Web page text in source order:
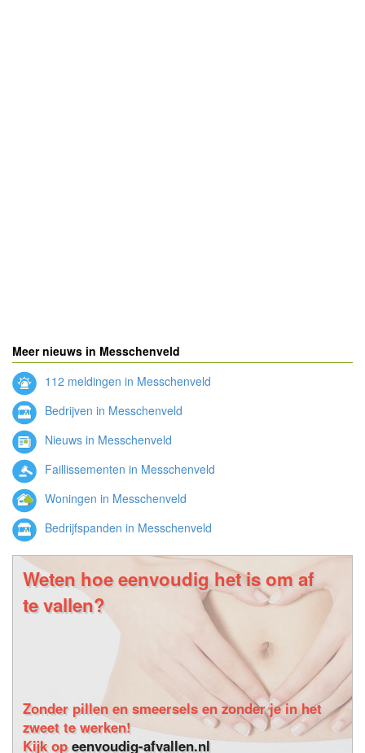
Meer nieuws in Messchenveld
112 meldingen in Messchenveld
Bedrijven in Messchenveld
Nieuws in Messchenveld
Faillissementen in Messchenveld
Woningen in Messchenveld
Bedrijfspanden in Messchenveld
Weten hoe eenvoudig het is om af
te vallen?
Zonder pillen en smeersels en zonder je in het
zweet te werken!
Kijk opeenvoudig-afvallen.nl